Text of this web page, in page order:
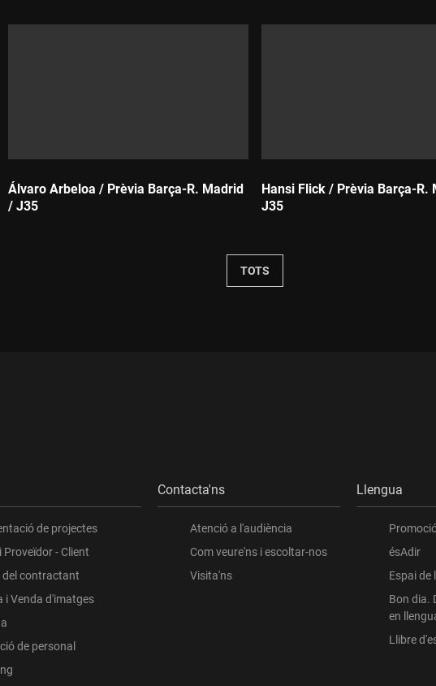
Álvaro Arbeloa / Prèvia Barça-R. Madrid
/ J35
Hansi Flick / Prèvia Barça-R.
J35
TOTS
de projectes
Proveïdor - Client
del contractant
i Venda d'imatges
de personal
Contacta'ns
Atenció a l'audiència
Com veure'ns i escoltar-nos
Visita'ns
Llengua
ésAdir
Espai de
Bon dia.
en
Llibre